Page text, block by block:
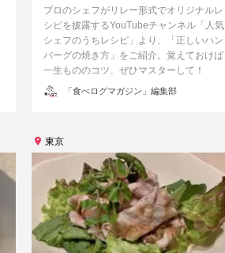
プロのシェフがリレー形式でオリジナルレ
シピを披露するYouTubeチャンネル「人気
シェフのうちレシピ」より、「正しいハン
バーグの焼き方」をご紹介。覚えておけば
一生もののコツ、ぜひマスターして！
投「食べログマガジン」編集部
東京